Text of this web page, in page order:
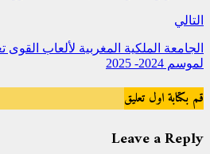
التالي
الجامعة الملكية المغربية لألعاب القوى
لموسم 2024- 2025
قم بكتابة اول تعليق
Leave a Reply